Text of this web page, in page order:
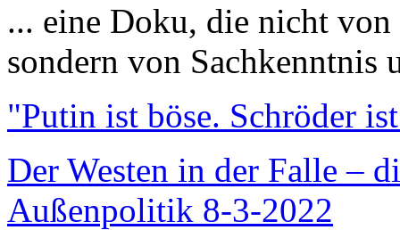
... eine Doku, die nicht
sondern von Sachkenntnis
"Putin ist böse. Schröder
Der Westen in der Falle –
Außenpolitik 8-3-2022